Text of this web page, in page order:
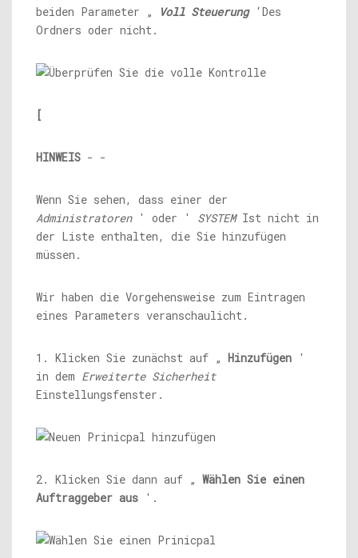
beiden Parameter „
Voll Steuerung ‘Des
Ordners oder nicht.
[
HINWEIS - -
Wenn Sie sehen, dass einer der
Administratoren' oder ' SYSTEMIst nicht in
der Liste enthalten, die Sie hinzufügen
müssen.
Wir haben die Vorgehensweise zum Eintragen
eines Parameters veranschaulicht.
1. Klicken Sie zunächst auf „ Hinzufügen '
in dem Erweiterte Sicherheit
Einstellungsfenster.
2. Klicken Sie dann auf „ Wählen Sie einen
Auftraggeber aus '.